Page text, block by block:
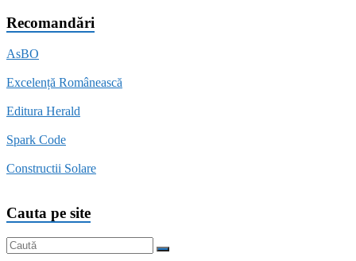
Recomandări
AsBO
Excelență Românească
Editura Herald
Spark Code
Constructii Solare
Cauta pe site